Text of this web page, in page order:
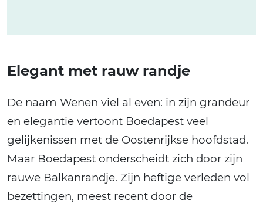
Elegant met rauw randje
De naam Wenen viel al even: in zijn grandeur
en elegantie vertoont Boedapest veel
gelijkenissen met de Oostenrijkse hoofdstad.
Maar Boedapest onderscheidt zich door zijn
rauwe Balkanrandje. Zijn heftige verleden vol
bezettingen, meest recent door de